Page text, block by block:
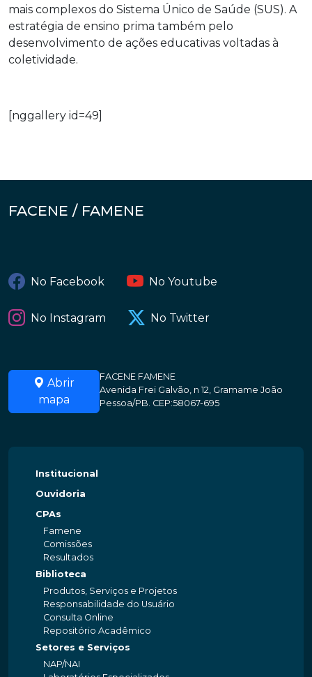
mais complexos do Sistema Único de Saúde (SUS). A
estratégia de ensino prima também pelo
desenvolvimento de ações educativas voltadas à
coletividade.
[nggallery id=49]
FACENE / FAMENE
No Facebook No Youtube
No Instagram No Twitter
Abrir
mapa
FACENE FAMENE
Avenida Frei Galvão, n 12, Gramame João
Pessoa/PB. CEP:58067-695
Institucional
Ouvidoria
CPAs
Famene
Comissões
Resultados
Biblioteca
Produtos, Serviços e Projetos
Responsabilidade do Usuário
Consulta Online
Repositório Acadêmico
Setores e Serviços
NAP/NAI